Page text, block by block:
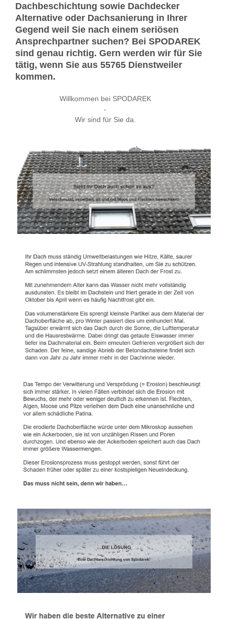
Dachbeschichtung sowie Dachdecker
Alternative oder Dachsanierung in Ihrer
Gegend weil Sie nach einem seriösen
Ansprechpartner suchen? Bei SPODAREK
sind genau richtig. Gern werden wir für Sie
tätig, wenn Sie aus 55765 Dienstweiler
kommen.
Willkommen bei SPODAREK
-
Wir sind für Sie da.